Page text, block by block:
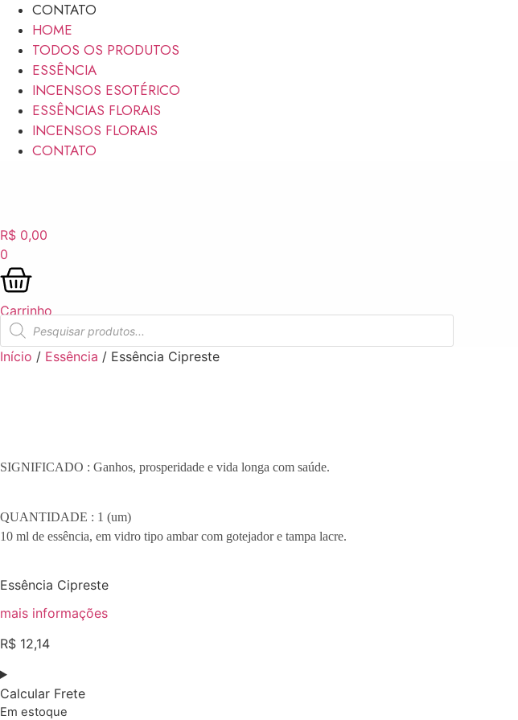
CONTATO
HOME
TODOS OS PRODUTOS
ESSÊNCIA
INCENSOS ESOTÉRICO
ESSÊNCIAS FLORAIS
INCENSOS FLORAIS
CONTATO
R$ 0,00
0
Carrinho
Pesquisar
produtos
Início / Essência / Essência Cipreste
SIGNIFICADO : Ganhos, prosperidade e vida longa com saúde.
QUANTIDADE : 1 (um)
10 ml de essência, em vidro tipo ambar com gotejador e tampa lacre.
Essência Cipreste
mais informações
R$ 12,14
Calcular Frete
Em estoque